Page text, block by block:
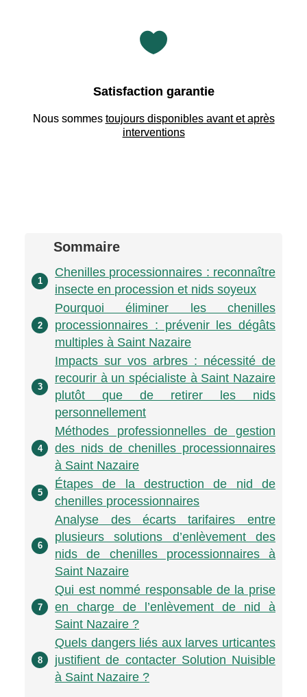

Satisfaction garantie
Nous sommes toujours disponibles avant et après
interventions
Sommaire
1
Chenilles processionnaires : reconnaître
insecte en procession et nids soyeux
2
Pourquoi éliminer les chenilles
processionnaires : prévenir les dégâts
multiples à Saint Nazaire
3
Impacts sur vos arbres : nécessité de
recourir à un spécialiste à Saint Nazaire
plutôt que de retirer les nids
personnellement
4
Méthodes professionnelles de gestion
des nids de chenilles processionnaires
à Saint Nazaire
5
Étapes de la destruction de nid de
chenilles processionnaires
6
Analyse des écarts tarifaires entre
plusieurs solutions d’enlèvement des
nids de chenilles processionnaires à
Saint Nazaire
7
Qui est nommé responsable de la prise
en charge de l’enlèvement de nid à
Saint Nazaire ?
8
Quels dangers liés aux larves urticantes
justifient de contacter Solution Nuisible
à Saint Nazaire ?